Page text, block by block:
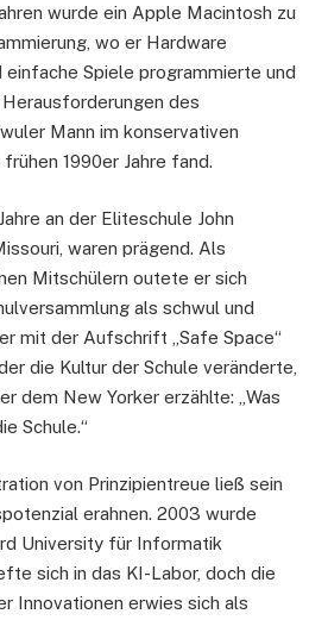
wurde ein Apple Macintosh zu
wo er Hardware
einfache Spiele programmierte und
des
Mann im konservativen
1990er Jahre fand.
an der Eliteschule John
waren prägend. Als
Mitschülern outete er sich
als schwul und
mit der Aufschrift „Safe Space“
die Kultur der Schule veränderte,
dem New Yorker erzählte: „Was
Schule.“
von Prinzipientreue ließ sein
erahnen. 2003 wurde
University für Informatik
sich in das KI-Labor, doch die
Innovationen erwies sich als